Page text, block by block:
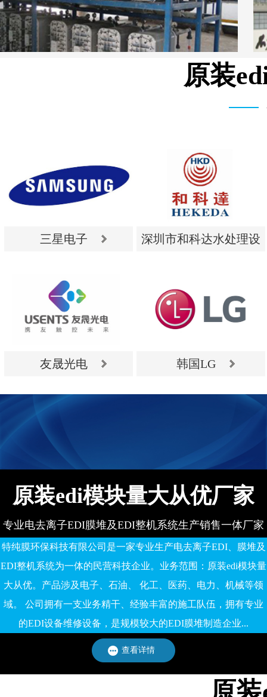
原装
三星电子
三星电子
深圳市和科达水处理设
深圳市和科达水处理设
备有限公司
友晟光电 韩国LG
原装edi模块量大从优厂家
专业电去离子EDI膜堆及EDI整机系统生产销售一体厂家
特纯膜环保科技有限公司是一家专业生产电去离子EDI、膜堆及
EDI整机系统为一体的民营科技企业。业务范围：原装edi模块量
大从优。产品涉及电子、石油、 化工、医药、电力、机械等领
域。 公司拥有一支业务精干、经验丰富的施工队伍，拥有专业
的EDI设备维修设备，是规模较大的EDI膜堆制造企业...
查看详情